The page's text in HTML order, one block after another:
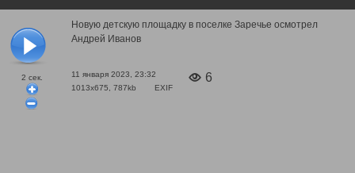
2 сек.
Новую детскую площадку в поселке Заречье осмотрел
Андрей Иванов
11 января 2023, 23:32
1013x675, 787kb
EXIF
6